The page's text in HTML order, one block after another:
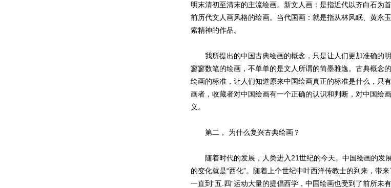
明末清初至清末的主流绘画。新文人画：是指近代以齐白石为
前历代文人画风格的绘画。当代国画：就是指从林风眠、黄永
索精神的作品。
我所提出的中国古典绘画的概念，只是让人们更加准确的
寥寥数笔的绘画，不单单的是文人所谓的简墨雅逸。古典概念
绘画的标准，让人们知道原来中国绘画真正的标准是什么，只
画者，收藏者对中国绘画有一个正确的认识和判断，对中国绘
义。
第二， 为什么复兴古典绘画？
随着时代的发展，人类进入21世纪的今天。中国绘画的发
的变化就是“西化”。随着上个世纪中叶西洋传教士的到来，带
一直到“五.四”运动大量的提倡西学，中国绘画也受到了前所未